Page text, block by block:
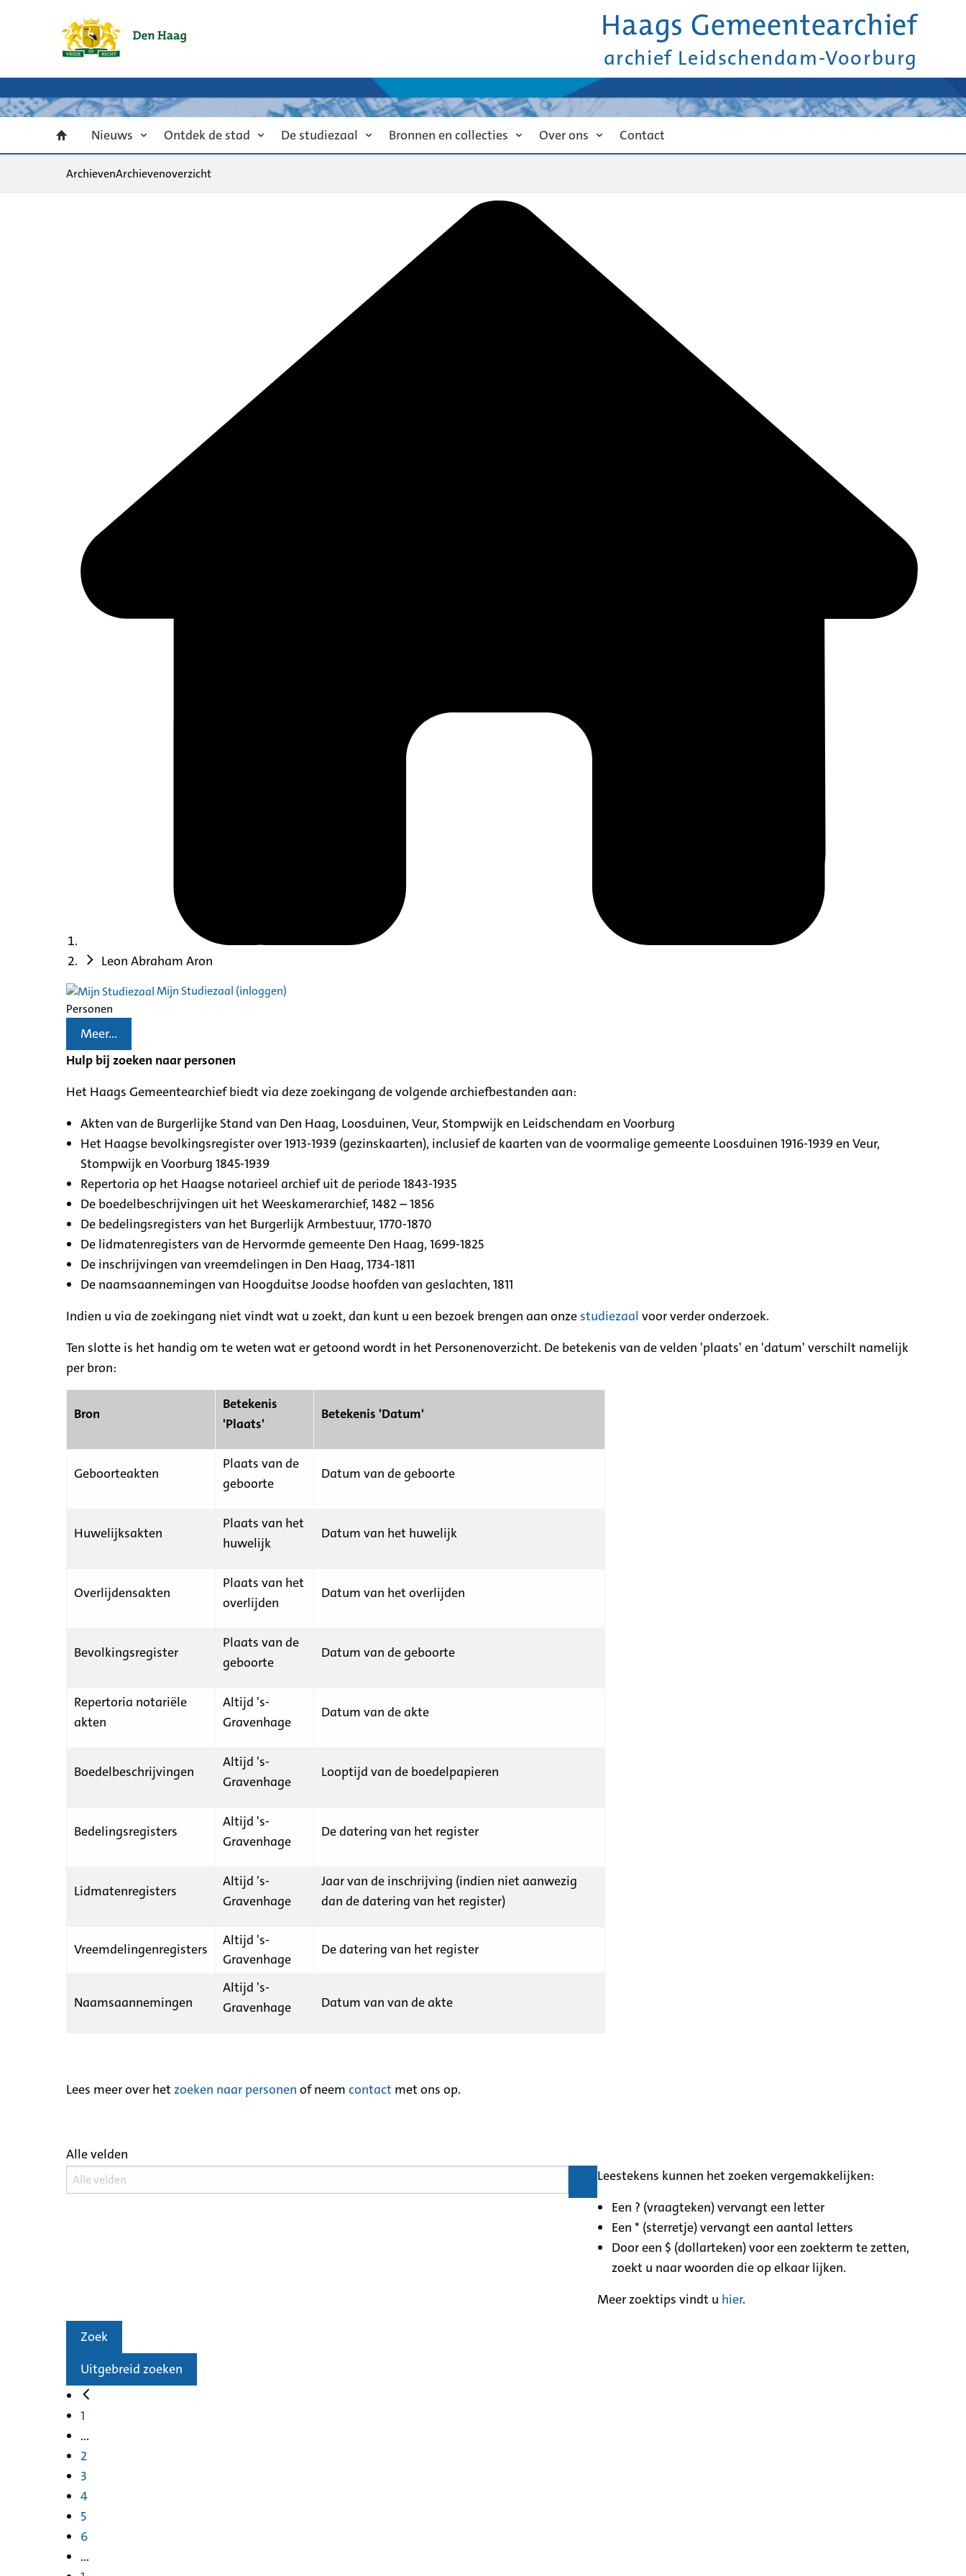
Haags Gemeentearchief
archief Leidschendam-Voorburg
Nieuws Ontdek de stad De studiezaal Bronnen en collecties Over ons Contact
ArchievenArchievenoverzicht
Leon Abraham Aron
Mijn Studiezaal (inloggen)
Personen
Meer...
Hulp bij zoeken naar personen
Het Haags Gemeentearchief biedt via deze zoekingang de volgende archiefbestanden aan:
Akten van de Burgerlijke Stand van Den Haag, Loosduinen, Veur, Stompwijk en Leidschendam en Voorburg
Het Haagse bevolkingsregister over 1913-1939 (gezinskaarten), inclusief de kaarten van de voormalige gemeente Loosduinen 1916-1939 en Veur,
Stompwijk en Voorburg 1845-1939
Repertoria op het Haagse notarieel archief uit de periode 1843-1935
De boedelbeschrijvingen uit het Weeskamerarchief, 1482 – 1856
De bedelingsregisters van het Burgerlijk Armbestuur, 1770-1870
De lidmatenregisters van de Hervormde gemeente Den Haag, 1699-1825
De inschrijvingen van vreemdelingen in Den Haag, 1734-1811
De naamsaannemingen van Hoogduitse Joodse hoofden van geslachten, 1811
Indien u via de zoekingang niet vindt wat u zoekt, dan kunt u een bezoek brengen aan onze studiezaal voor verder onderzoek.
Ten slotte is het handig om te weten wat er getoond wordt in het Personenoverzicht. De betekenis van de velden 'plaats' en 'datum' verschilt namelijk
per bron:
Bron
Betekenis
'Plaats'
Betekenis 'Datum'
Geboorteakten
Plaats van de
geboorte
Datum van de geboorte
Huwelijksakten
Plaats van het
huwelijk
Datum van het huwelijk
Overlijdensakten
Plaats van het
overlijden
Datum van het overlijden
Bevolkingsregister
Plaats van de
geboorte
Datum van de geboorte
Repertoria notariële
akten
Altijd 's-
Gravenhage
Datum van de akte
Boedelbeschrijvingen
Altijd 's-
Gravenhage
Looptijd van de boedelpapieren
Bedelingsregisters
Altijd 's-
Gravenhage
De datering van het register
Lidmatenregisters
Altijd 's-
Gravenhage
Jaar van de inschrijving (indien niet aanwezig
dan de datering van het register)
Vreemdelingenregisters
Altijd 's-
Gravenhage
De datering van het register
Naamsaannemingen
Altijd 's-
Gravenhage
Datum van van de akte
Lees meer over het zoeken naar personen of neem contact met ons op.
Alle velden
Leestekens kunnen het zoeken vergemakkelijken:
Een ? (vraagteken) vervangt een letter
Een * (sterretje) vervangt een aantal letters
Door een $ (dollarteken) voor een zoekterm te zetten,
zoekt u naar woorden die op elkaar lijken.
Meer zoektips vindt u hier.
Zoek
Uitgebreid zoeken
1
...
2
3
4
5
6
...